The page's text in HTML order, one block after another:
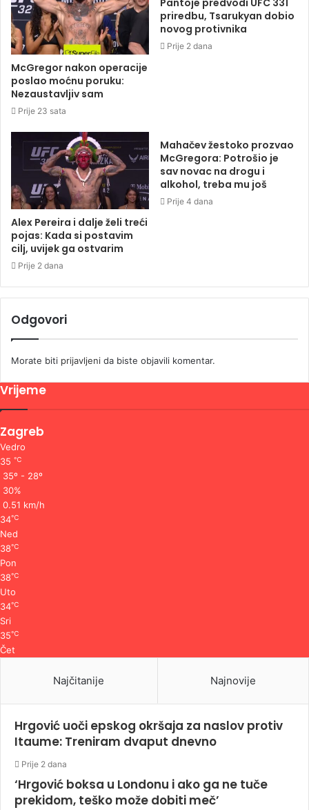
McGregor nakon operacije
poslao moćnu poruku:
Nezaustavljiv sam
Prije 23 sata
priredbu, Tsarukyan dobio
novog protivnika
Prije 2 dana
Alex Pereira i dalje želi treći
pojas: Kada si postavim
cilj, uvijek ga ostvarim
Prije 2 dana
Mahačev žestoko prozvao
McGregora: Potrošio je
sav novac na drogu i
alkohol, treba mu još
Prije 4 dana
Odgovori
Morate biti prijavljeni da biste objavili komentar.
Vrijeme
Zagreb
Vedro
35 ℃
35º - 28º
30%
0.51 km/h
34℃
Ned
38℃
Pon
38℃
Uto
34℃
Sri
35℃
Čet
Najčitanije Najnovije
Hrgović uoči epskog okršaja za naslov protiv
Itaume: Treniram dvaput dnevno
Prije 2 dana
‘Hrgović boksa u Londonu i ako ga ne tuče
prekidom, teško može dobiti meč’